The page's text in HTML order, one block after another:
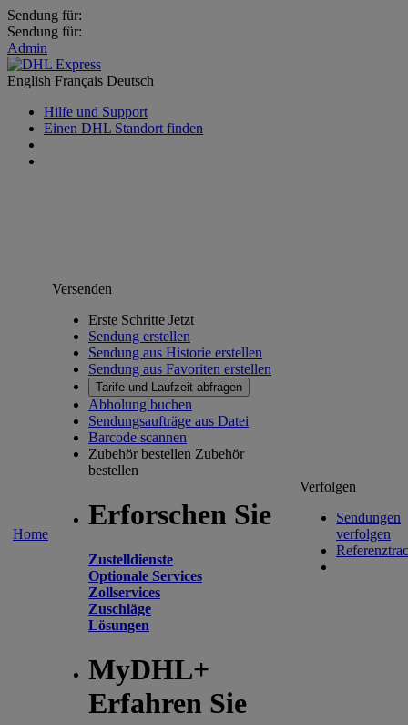
Sendung für:
Sendung für:
Admin
English Français Deutsch
Hilfe und Support
Einen DHL Standort finden
Home
Versenden
Erste Schritte Jetzt
Sendung erstellen
Sendung aus Historie erstellen
Sendung aus Favoriten erstellen
Tarife und Laufzeit abfragen
Abholung buchen
Sendungsaufträge aus Datei
Barcode scannen
Zubehör bestellen Zubehör
bestellen
Erforschen Sie
Zustelldienste
Optionale Services
Zollservices
Zuschläge
Lösungen
MyDHL+
Erfahren Sie
Verfolgen
Sendungen
verfolgen